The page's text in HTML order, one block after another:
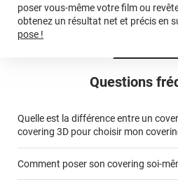
Questions
Quelle est la différence entre un
covering 3D pour choisir mon
covering 2D
Comment poser son covering soi-
poser vous-même votre film ou
obtenez un résultat net et précis en
pose !